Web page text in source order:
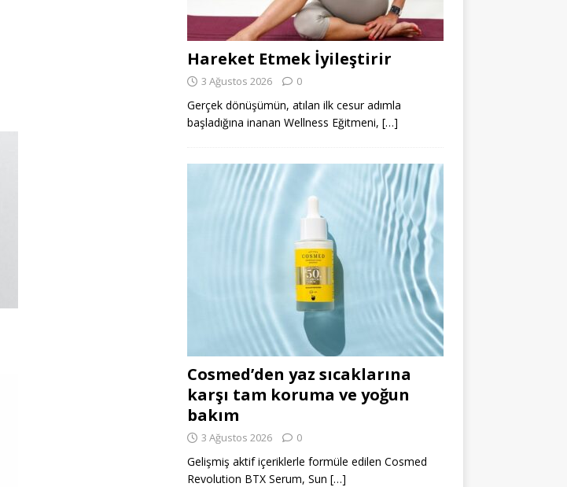
Hareket Etmek İyileştirir
3 Ağustos 2026 0
Gerçek dönüşümün, atılan ilk cesur adımla
başladığına inanan Wellness Eğitmeni, […]
Cosmed’den yaz sıcaklarına
karşı tam koruma ve yoğun
bakım
3 Ağustos 2026 0
Gelişmiş aktif içeriklerle formüle edilen Cosmed
Revolution BTX Serum, Sun […]